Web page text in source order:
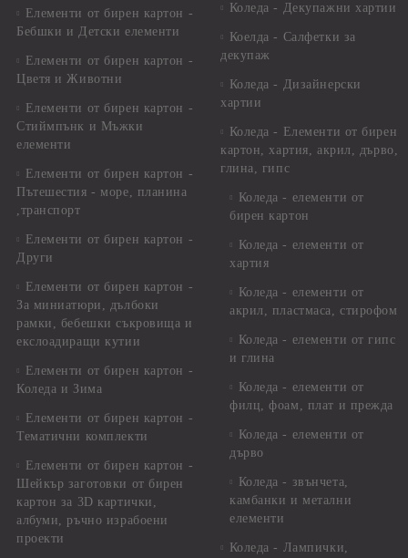
Елементи от бирен картон -
Бебшки и Детски елементи
Елементи от бирен картон -
Цветя и Животни
Елементи от бирен картон -
Стиймпънк и Мъжки
елементи
Елементи от бирен картон -
Пътешестия - море, планина
,транспорт
Елементи от бирен картон -
Други
Елементи от бирен картон -
За миниатюри, дълбоки
рамки, бебешки съкровища и
екслоадиращи кутии
Елементи от бирен картон -
Коледа и Зима
Елементи от бирен картон -
Тематични комплекти
Елементи от бирен картон -
Шейкър заготовки от бирен
картон за 3D картички,
албуми, ръчно израбоени
проекти
Коледа - Декупажни хартии
Коелда - Салфетки за
декупаж
Коледа - Дизайнерски
хартии
Коледа - Eлементи от бирен
картон, хартия, акрил, дърво,
глина, гипс
Коледа - елементи от
бирен картон
Коледа - елементи от
хартия
Коледа - елементи от
акрил, пластмаса, стирофом
Коледа - елементи от гипс
и глина
Коледа - елементи от
филц, фоам, плат и прежда
Коледа - елементи от
дърво
Коледа - звънчета,
камбанки и метални
елементи
Коледа - Лампички,